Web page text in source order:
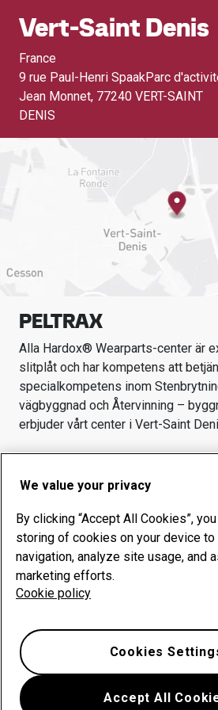
Vert-Saint Denis
France
9 rue Paul-Henri SpaakParc
Jean Monnet, 77240 VERT-SAINT
DENIS
PELTRAX
Alla Hardox® Wearparts-center är
slitplåt och har kompetens att
specialkompetens inom
vägbyggnad och Återvinning –
erbjuder vårt center i Vert-Saint
Slitprodukter
Ökad driftsäkerhet
Kontakta oss
PELTRAX
We value your privacy
By clicking “Accept All Cookies”,
storing of cookies on your device to
navigation, analyze site usage, and
marketing efforts.
Cookie policy
Accept All
Cookies